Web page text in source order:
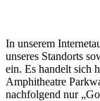
In unserem
unseres Standorts
ein. Es handelt sich
Amphitheatre
nachfolgend nur